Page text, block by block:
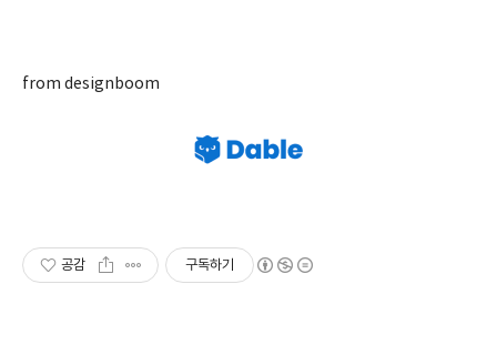
from designboom
공감 구독하기